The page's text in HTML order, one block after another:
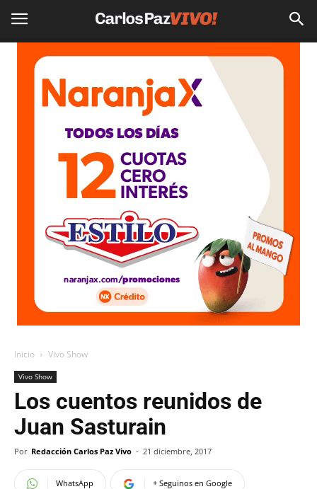
Inicio Vivo Show
Vivo Show
Los cuentos reunidos de
Juan Sasturain
Por Redacción Carlos Paz Vivo - 21 diciembre, 2017
WhatsApp + Seguinos en Google